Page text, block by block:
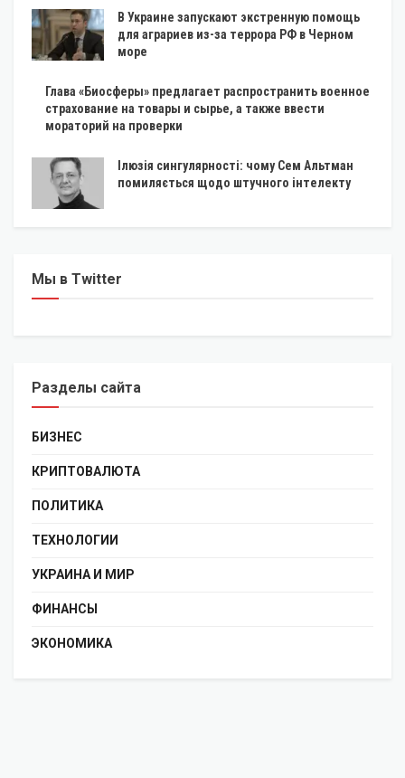
В Украине запускают экстренную помощь
для аграриев из-за террора РФ в Черном
море
Глава «Биосферы» предлагает распространить военное
страхование на товары и сырье, а также ввести
мораторий на проверки
Ілюзія сингулярності: чому Сем Альтман
помиляється щодо штучного інтелекту
Мы в Twitter
Разделы сайта
БИЗНЕС
КРИПТОВАЛЮТА
ПОЛИТИКА
ТЕХНОЛОГИИ
УКРАИНА И МИР
ФИНАНСЫ
ЭКОНОМИКА